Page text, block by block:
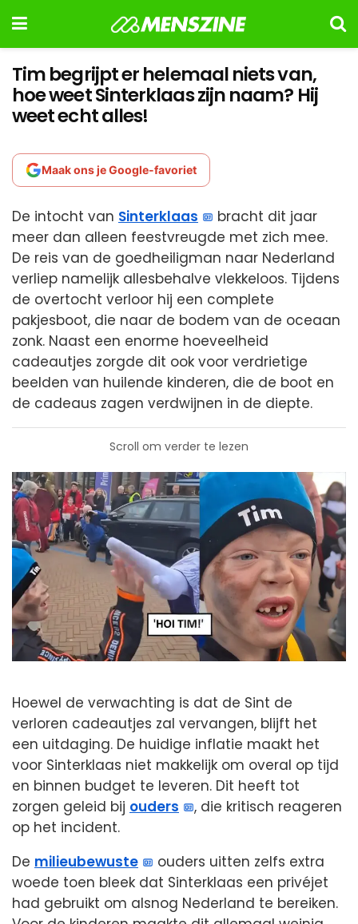
Tim begrijpt er helemaal niets van,
hoe weet Sinterklaas zijn naam? Hij
weet echt alles!
Maak ons je Google-favoriet
De intocht van Sinterklaas
bracht dit jaar
meer dan alleen feestvreugde met zich mee.
De reis van de goedheiligman naar Nederland
verliep namelijk allesbehalve vlekkeloos. Tijdens
de overtocht verloor hij een complete
pakjesboot, die naar de bodem van de oceaan
zonk. Naast een enorme hoeveelheid
cadeautjes zorgde dit ook voor verdrietige
beelden van huilende kinderen, die de boot en
de cadeaus zagen verdwijnen in de diepte.
Scroll om verder te lezen
Hoewel de verwachting is dat de Sint de
verloren cadeautjes zal vervangen, blijft het
een uitdaging. De huidige inflatie maakt het
voor Sinterklaas niet makkelijk om overal op tijd
en binnen budget te leveren. Dit heeft tot
zorgen geleid bij ouders
, die kritisch reageren
op het incident.
De milieubewuste
ouders uitten zelfs extra
woede toen bleek dat Sinterklaas een privéjet
had gebruikt om alsnog Nederland te bereiken.